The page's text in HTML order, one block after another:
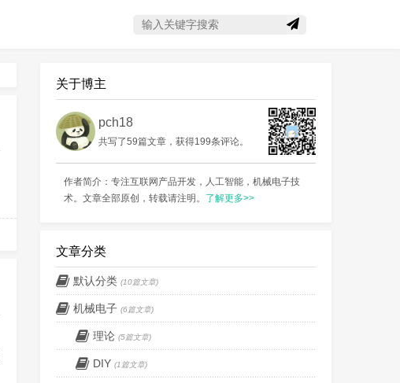
搜索关键字
关于博主
pch18
共写了59篇文章，获得199条评论。
作者简介：专注互联网产品开发，人工智能，机械电子技
术。文章全部原创，转载请注明。 了解更多>>
文章分类
默认分类 (10篇文章)
机械电子 (6篇文章)
理论 (5篇文章)
DIY (1篇文章)